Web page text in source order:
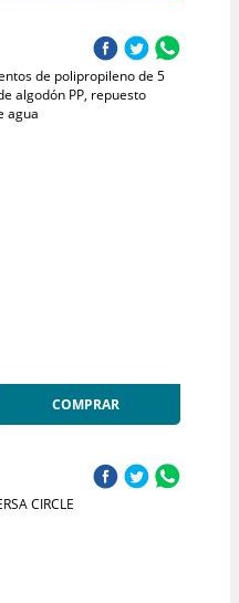
de polipropileno de 5
algodón PP, repuesto
agua
COMPRAR
CIRCLE